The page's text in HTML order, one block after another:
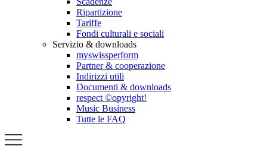
Ripartizione
Tariffe
Fondi culturali e sociali
Servizio & downloads
myswissperform
Partner & cooperazione
Indirizzi utili
Documenti & downloads
respect ©opyright!
Music Business
Tutte le FAQ